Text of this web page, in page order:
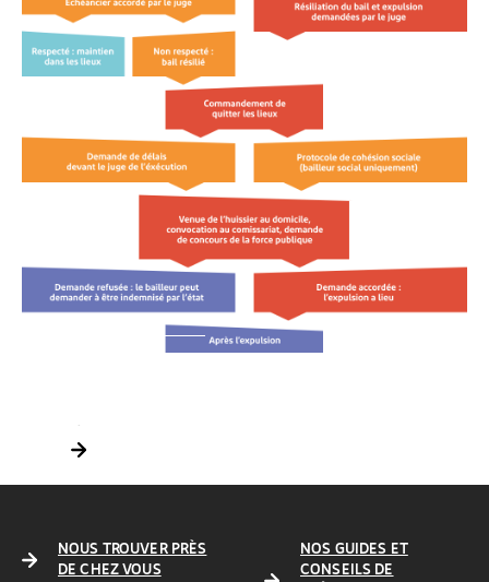
NOUS TROUVER PRÈS
DE CHEZ VOUS
NOS GUIDES ET
CONSEILS DE